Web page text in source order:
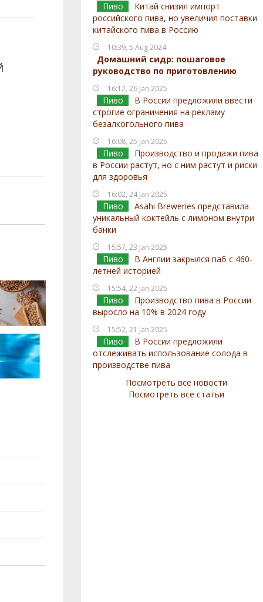
Пиво
Китай снизил импорт
российского пива, но увеличил поставки
китайского пива в Россию
10:39, 5 Aug 2024
Домашний сидр: пошаговое
руководство по приготовлению
16:12, 26 Jan 2025
Пиво
В России предложили ввести
строгие ограничения на рекламу
безалкогольного пива
16:08, 25 Jan 2025
Пиво
Производство и продажи пива
в России растут, но с ним растут и риски
для здоровья
16:02, 24 Jan 2025
Пиво
Asahi Breweries представила
уникальный коктейль с лимоном внутри
банки
15:57, 23 Jan 2025
Пиво
В Англии закрылся паб с 460-
летней историей
15:54, 22 Jan 2025
Пиво
Производство пива в России
выросло на 10% в 2024 году
15:52, 21 Jan 2025
Пиво
В России предложили
отслеживать использование солода в
производстве пива
Посмотреть все новости
Посмотреть все статьи